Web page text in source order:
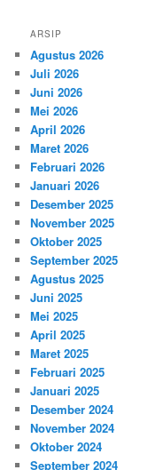
ARSIP
Agustus 2026
Juli 2026
Juni 2026
Mei 2026
April 2026
Maret 2026
Februari 2026
Januari 2026
Desember 2025
November 2025
Oktober 2025
September 2025
Agustus 2025
Juni 2025
Mei 2025
April 2025
Maret 2025
Februari 2025
Januari 2025
Desember 2024
November 2024
Oktober 2024
September 2024